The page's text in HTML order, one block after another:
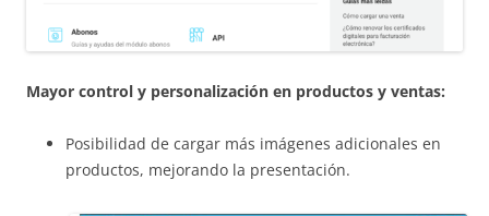
Mayor control y personalización en productos y ventas:
Posibilidad de cargar más imágenes adicionales en
productos, mejorando la presentación.